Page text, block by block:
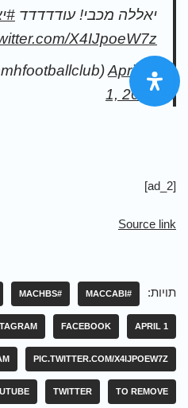
יאללה מכבי! עודדדדד
X4IJpoeW7z
— Maccabi Haifa FC (@mhfootballclub)
April
1, 2023
[ad_2]
Source link
תויות: #MACCABI
#MACHBS
APRIL 1
FACEBOOK
PIC.TWITTER.COM/X4IJPOEW7Z
TO REMOVE
TWITTER